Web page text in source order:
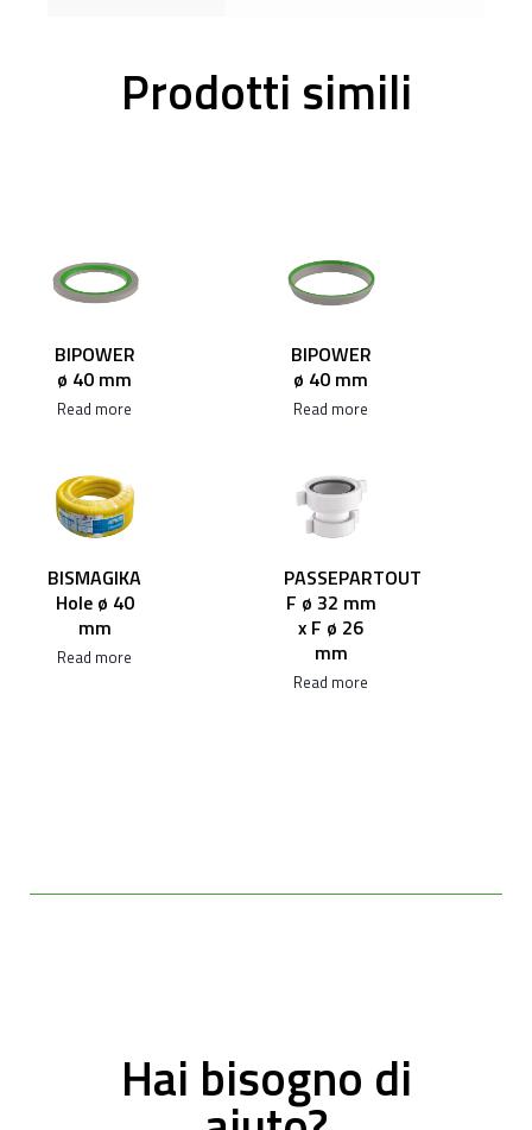
Prodotti simili
BIPOWER
ø 40 mm
Read more
BIPOWER
ø 40 mm
Read more
BISMAGIKA
Hole ø 40
mm
Read more
PASSEPARTOUT
F ø 32 mm
x F ø 26
mm
Read more
Hai bisogno di